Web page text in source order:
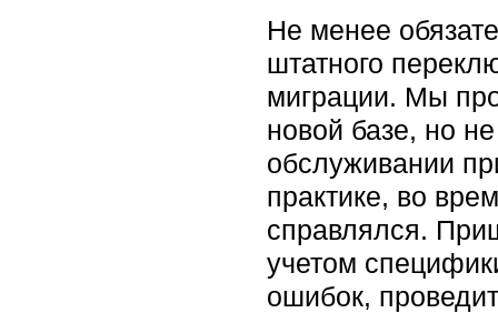
Не менее
штатного
миграции. Мы
новой базе, но
обслуживании
практике, во
справлялся.
учетом
ошибок,